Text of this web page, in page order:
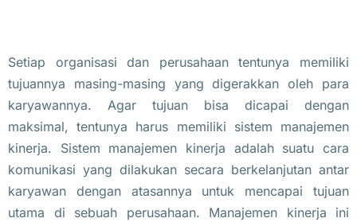
Setiap organisasi dan perusahaan tentunya memiliki
tujuannya masing-masing yang digerakkan oleh para
karyawannya. Agar tujuan bisa dicapai dengan
maksimal, tentunya harus memiliki sistem manajemen
kinerja. Sistem manajemen kinerja adalah suatu cara
komunikasi yang dilakukan secara berkelanjutan antar
karyawan dengan atasannya untuk mencapai tujuan
utama di sebuah perusahaan. Manajemen kinerja ini